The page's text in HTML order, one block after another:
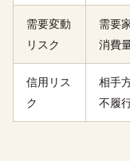
需要変動
リスク
需要
消費
信用リス
ク
相手
不履